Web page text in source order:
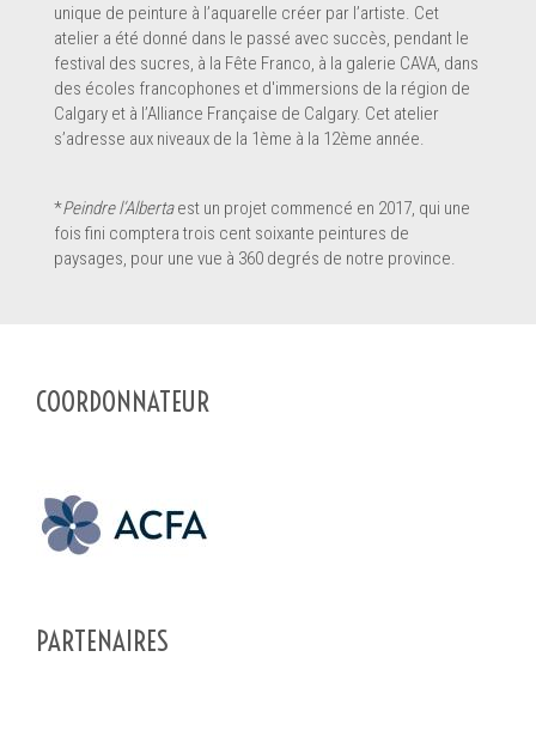
unique de peinture à l’aquarelle créer par l’artiste. Cet
atelier a été donné dans le passé avec succès, pendant le
festival des sucres, à la Fête Franco, à la galerie CAVA, dans
des écoles francophones et d'immersions de la région de
Calgary et à l’Alliance Française de Calgary. Cet atelier
s’adresse aux niveaux de la 1ème à la 12ème année.
*Peindre l’Albertaest un projet commencé en 2017, qui une
fois fini comptera trois cent soixante peintures de
paysages, pour une vue à 360 degrés de notre province.
COORDONNATEUR
PARTENAIRES